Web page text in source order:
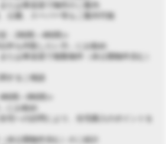
たは車送迎で物件のご案内
外も内覧したい方」にお勧め
たは車送迎で複数物件（未公開物件含む）
するご相談
にお勧め
未公開物件含む）のご紹介